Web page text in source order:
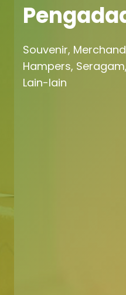
Souvenir,
Hampers,
Lain-lain